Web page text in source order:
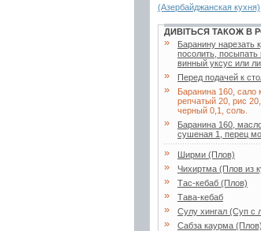
(Азербайджанская кухня)
ДИВІТЬСЯ ТАКОЖ В
»
Баранину нарезать
посолить,
винный уксус или
» Перед подачей к
»
Баранина 160, сало
репчатый 20, рис
черный 0,1, соль.
»
Баранина 160,
сушеная 1, перец
» Ширми (Плов)
» Чихиртма (Плов из
» Тас-кебаб (Плов)
» Тава-кебаб
» Сулу хингал (Суп с
»
Сабза каурма (Плов)